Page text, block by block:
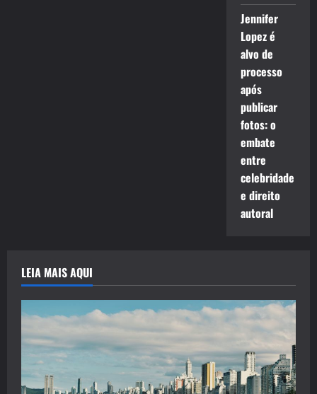
Jennifer
Lopez é
alvo de
processo
após
publicar
fotos: o
embate
entre
celebridade
e direito
autoral
LEIA MAIS AQUI